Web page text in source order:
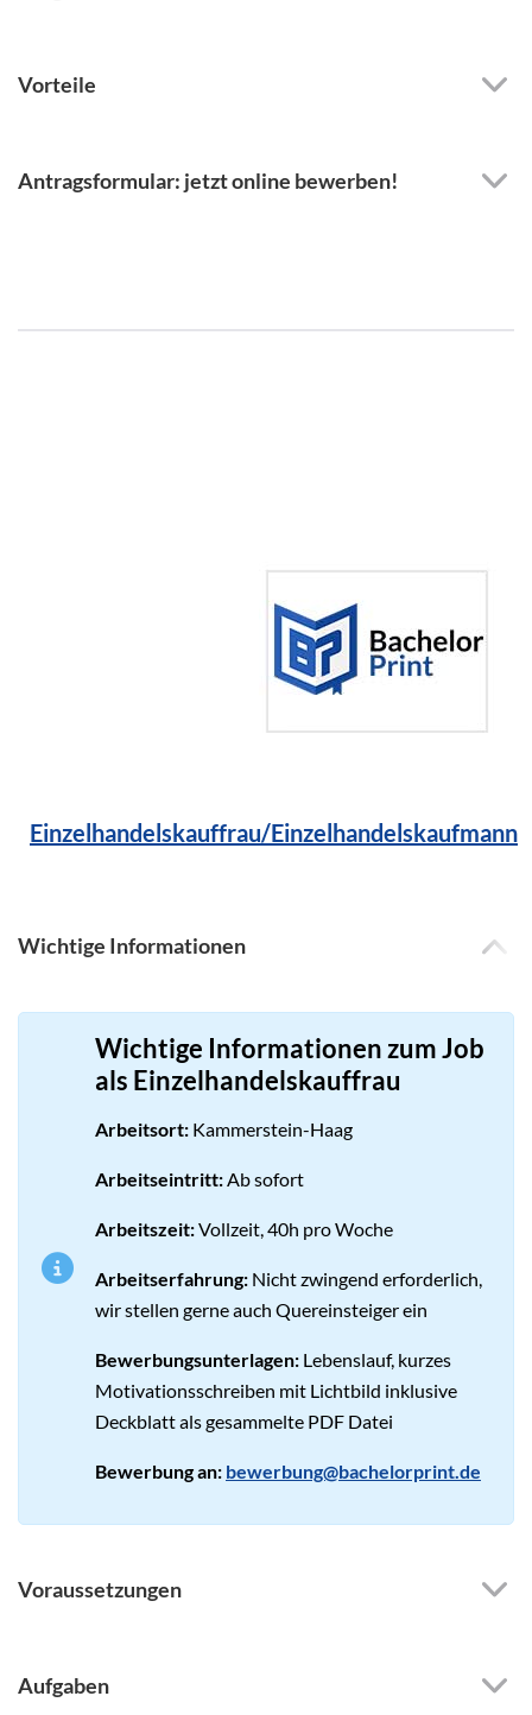
Vorteile
Antragsformular: jetzt online bewerben!
Einzelhandelskauffrau/Einzelhandelskaufmann
Wichtige Informationen
Wichtige Informationen zum Job
als Einzelhandelskauffrau
Arbeitsort: Kammerstein-Haag
Arbeitseintritt: Ab sofort
Arbeitszeit:Vollzeit, 40h pro Woche
Arbeitserfahrung: Nicht zwingend erforderlich,
wir stellen gerne auch Quereinsteiger ein
Bewerbungsunterlagen: Lebenslauf, kurzes
Motivationsschreiben mit Lichtbild inklusive
Deckblatt als gesammelte PDF Datei
Bewerbung an: bewerbung@bachelorprint.de
Voraussetzungen
Aufgaben